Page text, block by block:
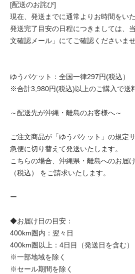
[配送のお詫び]
現在、発送までに通常よりお時間をい
発送完了目安の日程につきましては、
文確認メール」にてご確認くださいませ
ゆうパケット：全国一律297円(税込）
※合計3,980円(税込)以上のご購入で送
～配送先が沖縄・離島のお客様へ～
ご注文商品が「ゆうパケット」の規定
急便に切り替えて発送いたします。
こちらの場合、沖縄県・離島へのお届
（税込） をご請求いたします。
ー
◆お届け日の目安：
400km圏内：翌々日
400km圏以上：4日目（発送日を含む）
※一部地域を除く
※セール期間を除く